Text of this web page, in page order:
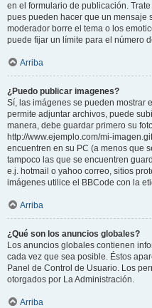
en el formulario de publicación.
pues pueden hacer que un mensaje
moderador borre el tema o los
puede fijar un límite para el número
Arriba
¿Puedo publicar imagenes?
Sí, las imágenes se pueden mostrar
permite adjuntar archivos, puede
manera, debe guardar primero su
http://www.ejemplo.com/mi-
encuentren en su PC (a menos que
tampoco las que se encuentren
e.j. hotmail o yahoo correo, sitios
imágenes utilice el BBCode con la
Arriba
¿Qué son los anuncios globales?
Los anuncios globales contienen
cada vez que sea posible. Éstos
Panel de Control de Usuario. Los
otorgados por La Administración.
Arriba